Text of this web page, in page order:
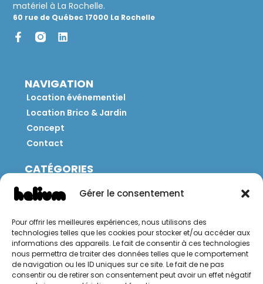
Gérer le consentement
Pour offrir les meilleures expériences, nous utilisons des
technologies telles que les cookies pour stocker et/ou accéder aux
informations des appareils. Le fait de consentir à ces technologies
nous permettra de traiter des données telles que le comportement
de navigation ou les ID uniques sur ce site. Le fait de ne pas
consentir ou de retirer son consentement peut avoir un effet négatif
matériel à La Rochelle.
60 rue de Québec 17000 La Rochelle
NAVIGATION
Location événementiel
Location Brico & Jardin
Concept
Contact
CATÉGORIES
Mobilier
Brico
Jardin
CONTACT